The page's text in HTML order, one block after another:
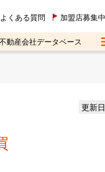
よくある質問 加盟店募集中
動産会社データベース
更新日